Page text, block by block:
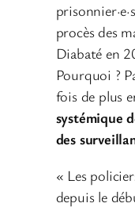
procès des
Diabaté en
Pourquoi ?
fois de plus
systémique
des
« Les
depuis le